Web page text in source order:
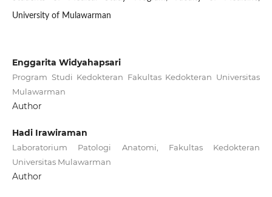
University of Mulawarman
Enggarita Widyahapsari
Program Studi Kedokteran Fakultas Kedokteran Universitas
Mulawarman
Author
Hadi Irawiraman
Laboratorium Patologi Anatomi, Fakultas Kedokteran
Universitas Mulawarman
Author